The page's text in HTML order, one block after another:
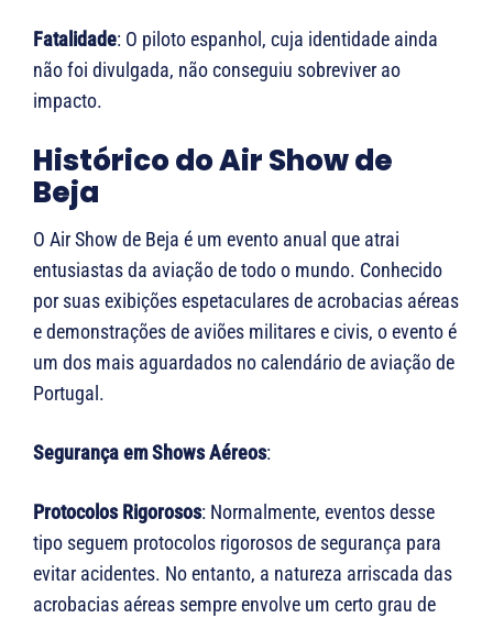
Fatalidade: O piloto espanhol, cuja identidade ainda
não foi divulgada, não conseguiu sobreviver ao
impacto.
Histórico do Air Show de
Beja
O Air Show de Beja é um evento anual que atrai
entusiastas da aviação de todo o mundo. Conhecido
por suas exibições espetaculares de acrobacias aéreas
e demonstrações de aviões militares e civis, o evento é
um dos mais aguardados no calendário de aviação de
Portugal.
Segurança em Shows Aéreos:
Protocolos Rigorosos: Normalmente, eventos desse
tipo seguem protocolos rigorosos de segurança para
evitar acidentes. No entanto, a natureza arriscada das
acrobacias aéreas sempre envolve um certo grau de